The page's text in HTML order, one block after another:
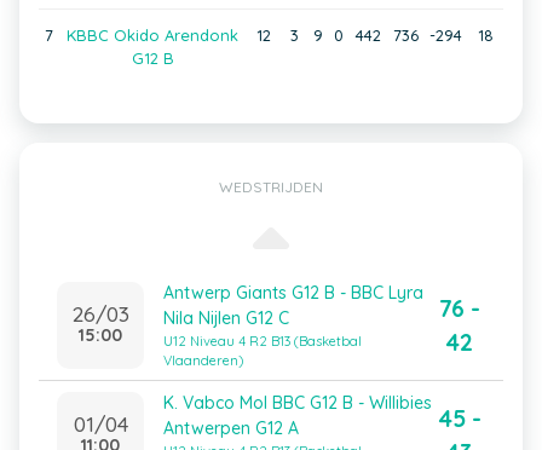
7
KBBC Okido Arendonk
G12 B
12 3 9 0 442 736 -294 18
WEDSTRIJDEN
26/03
15:00
Antwerp Giants G12 B - BBC Lyra
Nila Nijlen G12 C
U12 Niveau 4 R2 B13 (Basketbal
Vlaanderen)
76 -
42
01/04
11:00
K. Vabco Mol BBC G12 B - Willibies
Antwerpen G12 A
45 -